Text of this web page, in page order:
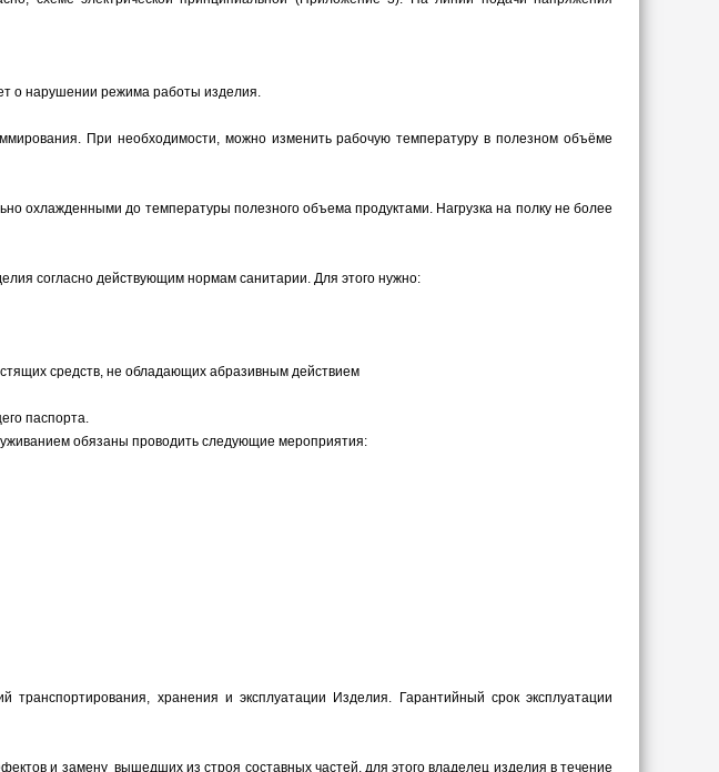
о нарушении режима работы изделия.
При необходимости, можно изменить рабочую температуру в полезном объёме
охлажденными до температуры полезного объема продуктами. Нагрузка на полку не более
согласно действующим нормам санитарии. Для этого нужно:
средств, не обладающих абразивным действием
паспорта.
обязаны проводить следующие мероприятия:
хранения и эксплуатации Изделия. Гарантийный срок эксплуатации
и замену вышедших из строя составных частей, для этого владелец изделия в течение